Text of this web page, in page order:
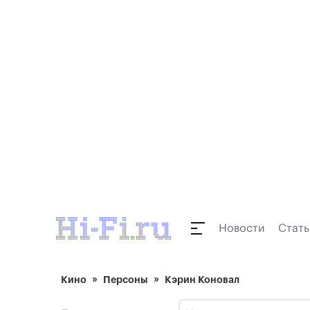
Новости
Кино Персоны Кэрин Коновал